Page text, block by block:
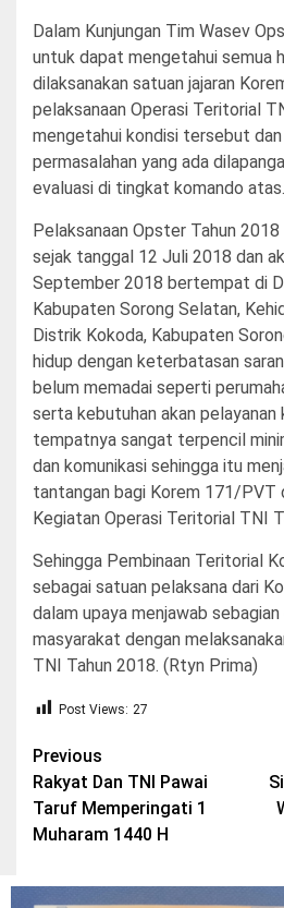
Dalam Kunjungan Tim Wasev
untuk dapat mengetahui semua
dilaksanakan satuan jajaran
pelaksanaan Operasi Teritorial
mengetahui kondisi tersebut
permasalahan yang ada
evaluasi di tingkat komando atas.
Pelaksanaan Opster Tahun
sejak tanggal 12 Juli 2018 dan
September 2018 bertempat di
Kabupaten Sorong Selatan,
Distrik Kokoda, Kabupaten
hidup dengan keterbatasan
belum memadai seperti
serta kebutuhan akan pelayanan
tempatnya sangat terpencil
dan komunikasi sehingga itu
tantangan bagi Korem 171/PVT
Kegiatan Operasi Teritorial TNI
Sehingga Pembinaan Teritorial
sebagai satuan pelaksana dari
dalam upaya menjawab
masyarakat dengan
TNI Tahun 2018. (Rtyn Prima)
Post Views: 27
Post
navigation
Previous
Rakyat Dan TNI Pawai
Taruf Memperingati 1
Muharam 1440 H